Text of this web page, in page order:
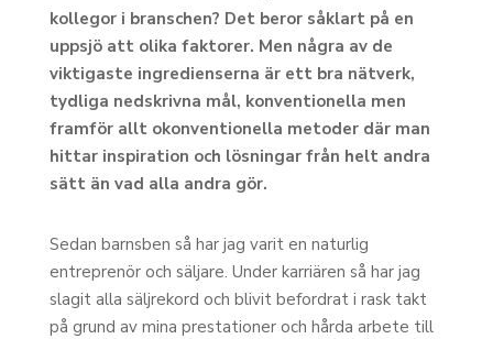
kollegor i branschen? Det beror såklart på en
uppsjö att olika faktorer. Men några av de
viktigaste ingredienserna är ett bra nätverk,
tydliga nedskrivna mål, konventionella men
framför allt okonventionella metoder där man
hittar inspiration och lösningar från helt andra
sätt än vad alla andra gör.
Sedan barnsben så har jag varit en naturlig
entreprenör och säljare. Under karriären så har jag
slagit alla säljrekord och blivit befordrat i rask takt
på grund av mina prestationer och hårda arbete till